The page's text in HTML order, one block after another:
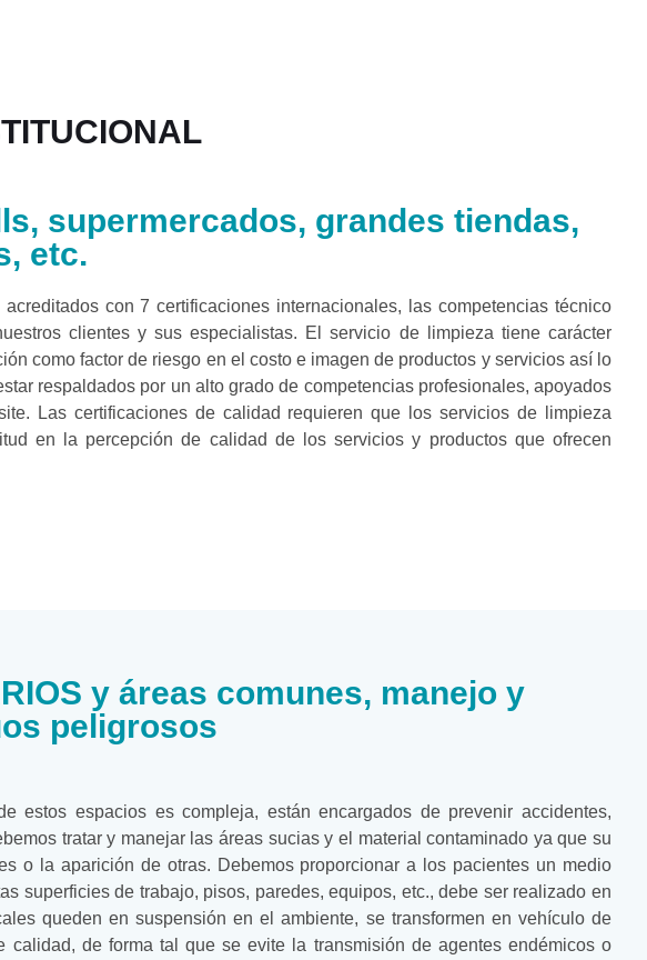
supermercados, grandes tiendas,
etc.
con 7 certificaciones internacionales, las competencias técnico
clientes y sus especialistas. El servicio de limpieza tiene carácter
como factor de riesgo en el costo e imagen de productos y servicios así lo
respaldados por un alto grado de competencias profesionales, apoyados
Las certificaciones de calidad requieren que los servicios de limpieza
en la percepción de calidad de los servicios y productos que ofrecen
y áreas comunes, manejo y
peligrosos
estos espacios es compleja, están encargados de prevenir accidentes,
tratar y manejar las áreas sucias y el material contaminado ya que su
o la aparición de otras. Debemos proporcionar a los pacientes un medio
superficies de trabajo, pisos, paredes, equipos, etc., debe ser realizado en
queden en suspensión en el ambiente, se transformen en vehículo de
de forma tal que se evite la transmisión de agentes endémicos o